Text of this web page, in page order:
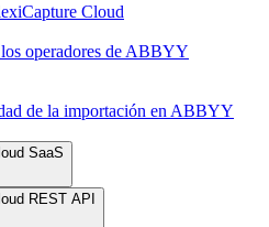
Cloud
operadores de ABBYY
de la importación en ABBYY
SaaS
REST API